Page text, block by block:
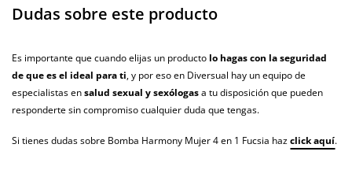
Dudas sobre este producto
Es importante que cuando elijas un producto lo hagas con la seguridad
de que es el ideal para ti, y por eso en Diversual hay un equipo de
especialistas ensalud sexual y sexólogasa tu disposición que pueden
responderte sin compromiso cualquier duda que tengas.
Si tienes dudas sobre Bomba Harmony Mujer 4 en 1 Fucsia hazclick aquí.